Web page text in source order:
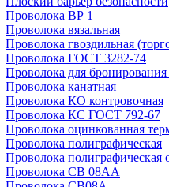
Проволока ВР 1
Проволока вязальная
Проволока гвоздильная
Проволока ГОСТ 3282-74
Проволока для
Проволока канатная
Проволока КО контровочная
Проволока КС ГОСТ 792-67
Проволока оцинкованная
Проволока полиграфическая
Проволока полиграфическая
Проволока СВ 08АА